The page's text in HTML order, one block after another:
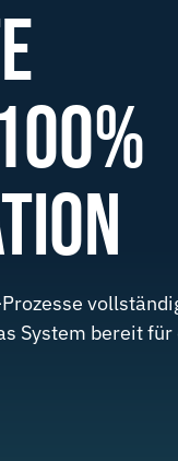
System bereit für